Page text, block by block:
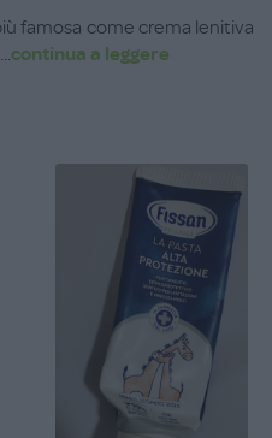
famosa come crema lenitiva
...continua a leggere